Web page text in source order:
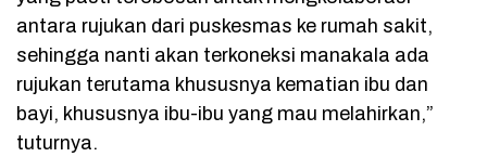
antara rujukan dari puskesmas ke rumah sakit,
sehingga nanti akan terkoneksi manakala ada
rujukan terutama khususnya kematian ibu dan
bayi, khususnya ibu-ibu yang mau melahirkan,”
tuturnya.